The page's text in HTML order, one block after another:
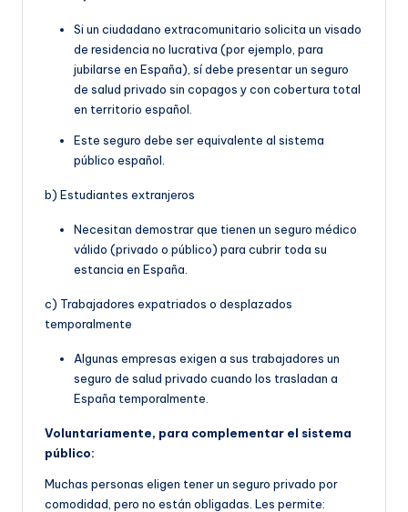
Si un ciudadano extracomunitario solicita un visado
de residencia no lucrativa (por ejemplo, para
jubilarse en España), sí debe presentar un seguro
de salud privado sin copagos y con cobertura total
en territorio español.
Este seguro debe ser equivalente al sistema
público español.
b) Estudiantes extranjeros
Necesitan demostrar que tienen un seguro médico
válido (privado o público) para cubrir toda su
estancia en España.
c) Trabajadores expatriados o desplazados
temporalmente
Algunas empresas exigen a sus trabajadores un
seguro de salud privado cuando los trasladan a
España temporalmente.
Voluntariamente, para complementar el sistema
público:
Muchas personas eligen tener un seguro privado por
comodidad, pero no están obligadas. Les permite: